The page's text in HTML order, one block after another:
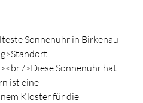
Sonnenuhr in Birkenau
/>Diese Sonnenuhr hat
ist eine
Kloster für die